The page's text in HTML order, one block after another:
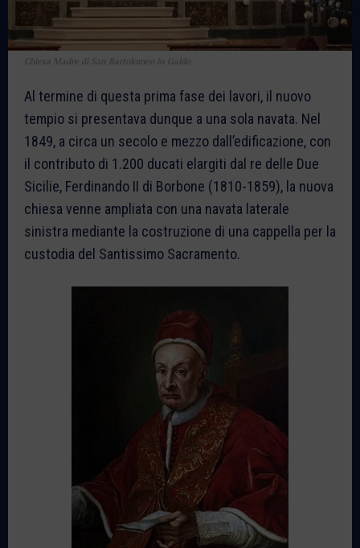
Chiesa Madre di San Bartolomeo in Galdo
Al termine di questa prima fase dei lavori, il nuovo
tempio si presentava dunque a una sola navata. Nel
1849, a circa un secolo e mezzo dall’edificazione, con
il contributo di 1.200 ducati elargiti dal re delle Due
Sicilie, Ferdinando II di Borbone (1810-1859), la nuova
chiesa venne ampliata con una navata laterale
sinistra mediante la costruzione di una cappella per la
custodia del Santissimo Sacramento.